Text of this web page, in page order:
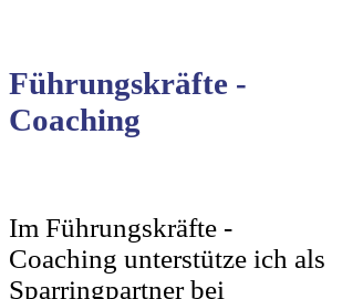
Führungskräfte -
Coaching
Im Führungskräfte -
Coaching unterstütze ich als
Sparringpartner bei